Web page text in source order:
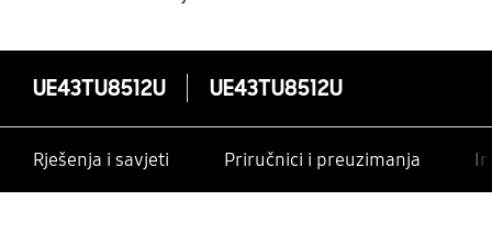
UE43TU8512U UE43TU8512U
Rješenja i savjeti Priručnici i preuzimanja